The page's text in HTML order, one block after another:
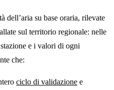
dell’aria su base oraria, rilevate
sul territorio regionale: nelle
e i valori di ogni
che:
ciclo di validazione e